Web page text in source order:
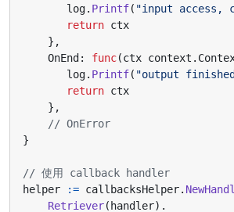
log. Printf( "input access,
return ctx
},
OnEnd : func(ctx context .
log. Printf( "output
return ctx
},
// OnError
}
// 使用 callback handler
helper
:= callbacksHelper.
Retriever( handler).